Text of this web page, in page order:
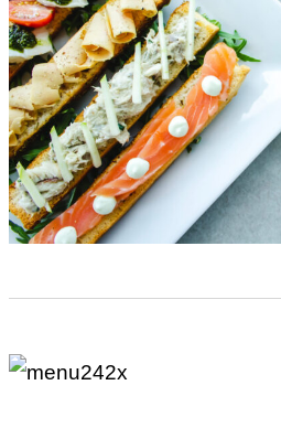
ADD TO CART / DÉTAILS
CART
/